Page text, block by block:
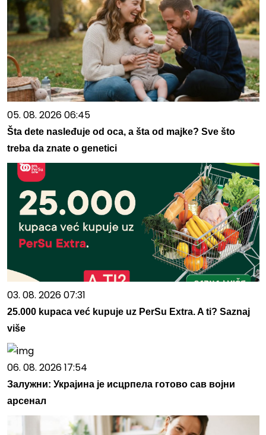
05. 08. 2026 06:45
Šta dete nasleđuje od oca, a šta od majke? Sve što
treba da znate o genetici
03. 08. 2026 07:31
25.000 kupaca već kupuje uz PerSu Extra. A ti? Saznaj
više
06. 08. 2026 17:54
Залужни: Украјина је исцрпела готово сав војни
арсенал